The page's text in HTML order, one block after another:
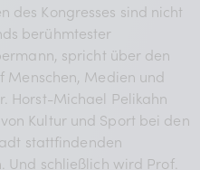
des Kongresses sind nicht
berühmtester
spricht über den
Menschen, Medien und
Horst-Michael Pelikahn
Kultur und Sport bei den
stattfindenden
Und schließlich wird Prof.